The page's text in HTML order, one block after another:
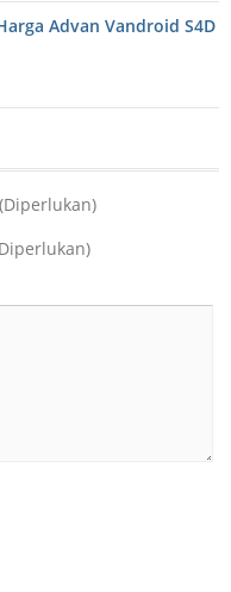
Advan Vandroid S4D